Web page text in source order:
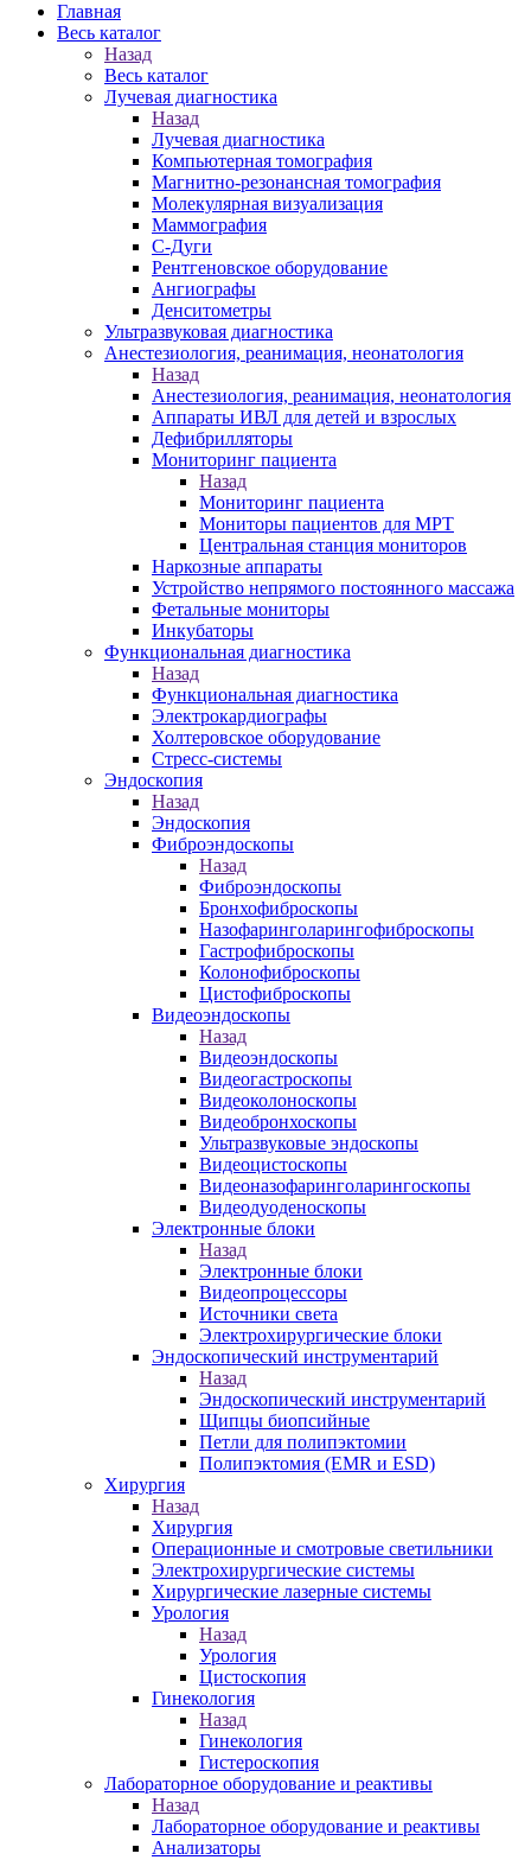
Главная
Весь каталог
Назад
Весь каталог
Лучевая диагностика
Назад
Лучевая диагностика
Компьютерная томография
Магнитно-резонансная томография
Молекулярная визуализация
Маммография
С-Дуги
Рентгеновское оборудование
Ангиографы
Денситометры
Ультразвуковая диагностика
Анестезиология, реанимация, неонатология
Назад
Анестезиология, реанимация, неонатология
Аппараты ИВЛ для детей и взрослых
Дефибрилляторы
Мониторинг пациента
Назад
Мониторинг пациента
Мониторы пациентов для МРТ
Центральная станция мониторов
Наркозные аппараты
Устройство непрямого постоянного массажа
Фетальные мониторы
Инкубаторы
Функциональная диагностика
Назад
Функциональная диагностика
Электрокардиографы
Холтеровское оборудование
Стресс-системы
Эндоскопия
Назад
Эндоскопия
Фиброэндоскопы
Назад
Фиброэндоскопы
Бронхофиброскопы
Назофаринголарингофиброскопы
Гастрофиброскопы
Колонофиброскопы
Цистофиброскопы
Видеоэндоскопы
Назад
Видеоэндоскопы
Видеогастроскопы
Видеоколоноскопы
Видеобронхоскопы
Ультразвуковые эндоскопы
Видеоцистоскопы
Видеоназофаринголарингоскопы
Видеодуоденоскопы
Электронные блоки
Назад
Электронные блоки
Видеопроцессоры
Источники света
Электрохирургические блоки
Эндоскопический инструментарий
Назад
Эндоскопический инструментарий
Щипцы биопсийные
Петли для полипэктомии
Полипэктомия (EMR и ESD)
Хирургия
Назад
Хирургия
Операционные и смотровые светильники
Электрохирургические системы
Хирургические лазерные системы
Урология
Назад
Урология
Цистоскопия
Гинекология
Назад
Гинекология
Гистероскопия
Лабораторное оборудование и реактивы
Назад
Лабораторное оборудование и реактивы
Анализаторы